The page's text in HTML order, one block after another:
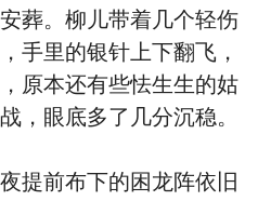
葬。柳儿带着几个轻伤
手里的银针上下翻飞，
原本还有些怯生生的姑
，眼底多了几分沉稳。
提前布下的困龙阵依旧